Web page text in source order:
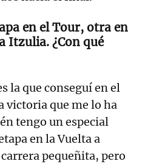
en el Tour, otra en
Itzulia. ¿Con qué
la que conseguí en el
victoria que me lo ha
tengo un especial
en la Vuelta a
pequeñita, pero